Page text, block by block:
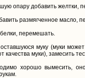
опару добавить желтки,
размягченное масло,
перемешать.
оставшуюся муку (муки
качества муки), замесить
хорошо вымесить,